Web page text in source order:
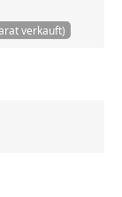
verkauft)